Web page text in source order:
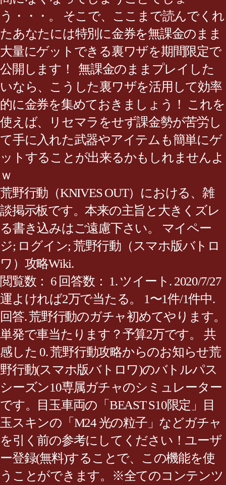
う・・・。 そこで、ここまで読んでくれ
たあなたには特別に金券を無課金のまま
大量にゲットできる裏ワザを期間限定で
公開します！ 無課金のままプレイした
いなら、こうした裏ワザを活用して効率
的に金券を集めておきましょう！ これを
使えば、リセマラをせず課金勢が苦労し
て手に入れた武器やアイテムも簡単にゲ
ットすることが出来るかもしれませんよ
ｗ
荒野行動（KNIVES OUT）における、雑
談掲示板です。本来の主旨と大きくズレ
る書き込みはご遠慮下さい。 マイペー
ジ; ログイン; 荒野行動（スマホ版バトロ
ワ）攻略Wiki.
閲覧数： 6 回答数： 1. ツイート. 2020/7/27
運よければ2万で当たる。 1〜1件/1件中.
回答. 荒野行動のガチャ初めてやります。
単発で車当たります？予算2万です。 共
感した 0. 荒野行動攻略からのお知らせ荒
野行動(スマホ版バトロワ)のバトルパス
シーズン10専属ガチャのシミュレーター
です。目玉車両の「BEAST S10限定」目
玉スキンの「M24 光の粒子」などガチャ
を引く前の参考にしてください！ユーザ
ー登録(無料)することで、この機能を使
うことができます。※全てのコンテンツ